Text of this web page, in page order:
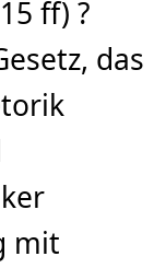
ff) ?
das
mit